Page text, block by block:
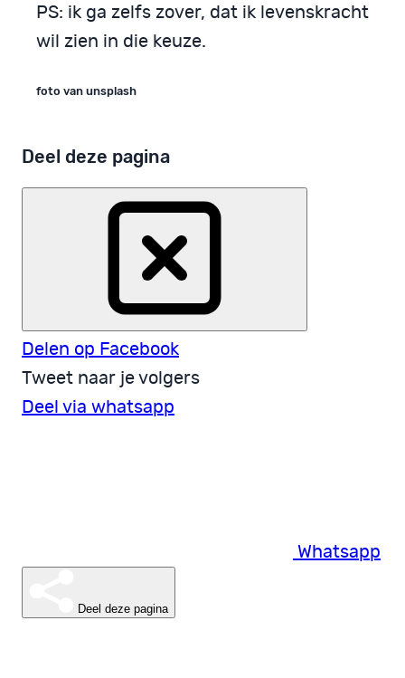
PS: ik ga zelfs zover, dat ik levenskracht
wil zien in die keuze.
foto van unsplash
Deel deze pagina
Delen op Facebook
Tweet naar je volgers
Deel via whatsapp
Whatsapp
Deel deze pagina